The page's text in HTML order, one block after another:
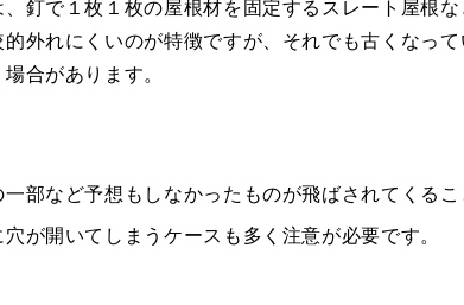
釘で１枚１枚の屋根材を固定するスレート屋根
外れにくいのが特徴ですが、それでも古くなっ
合があります。
部など予想もしなかったものが飛ばされてくるこ
が開いてしまうケースも多く注意が必要です。